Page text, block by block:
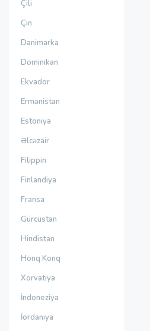
Çili
Çin
Danimarka
Dominikan
Ekvador
Ermənistan
Estoniya
Əlcəzair
Filippin
Finlandiya
Fransa
Gürcüstan
Hindistan
Honq Konq
Xorvatiya
İndoneziya
İordaniya